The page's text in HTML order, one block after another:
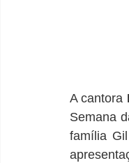
A cantora
Semana
família